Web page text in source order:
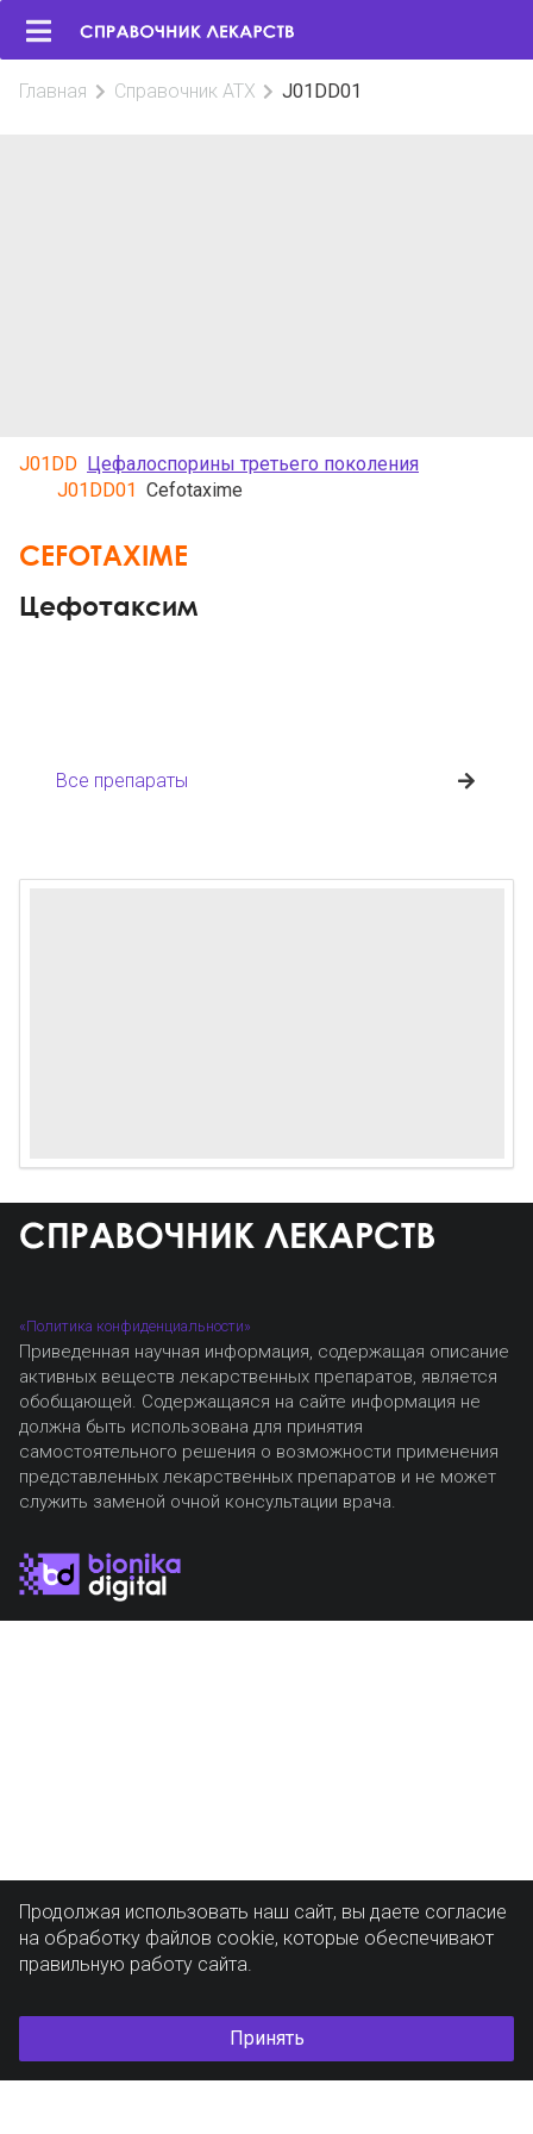
Главная Справочник АТХ J01DD01
J01DD Цефалоспорины третьего поколения
J01DD01 Cefotaxime
CEFOTAXIME
Цефотаксим
Все препараты
«Политика конфиденциальности»
Приведенная научная информация, содержащая описание
активных веществ лекарственных препаратов, является
обобщающей. Содержащаяся на сайте информация не
должна быть использована для принятия
самостоятельного решения о возможности применения
представленных лекарственных препаратов и не может
служить заменой очной консультации врача.
Продолжая использовать наш сайт, вы даете согласие
на обработку файлов cookie, которые обеспечивают
правильную работу сайта.
Принять